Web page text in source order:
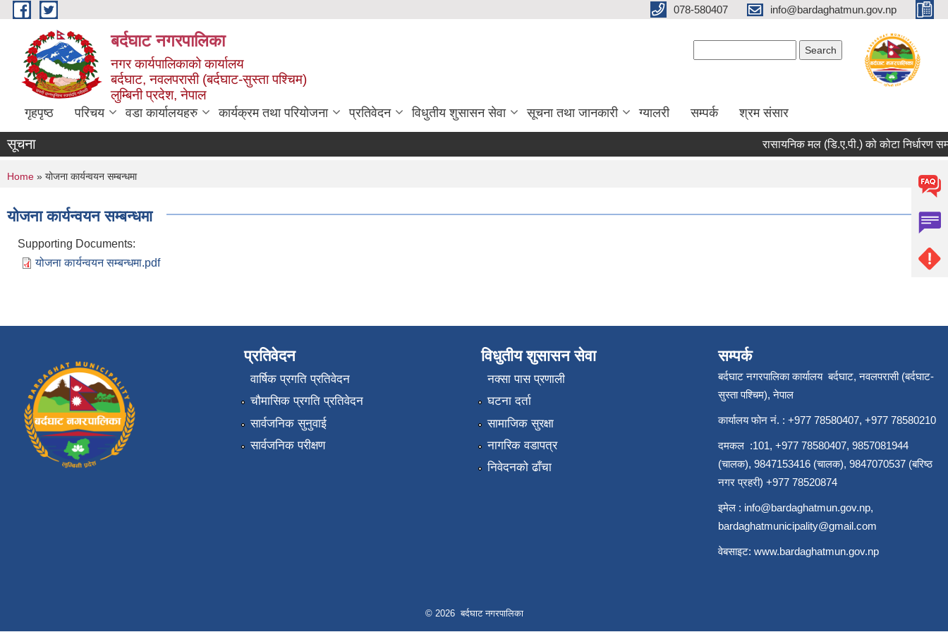
Skip to main content 078-580407 info@bardaghatmun.gov.np
बर्दघाट नगरपालिका
नगर कार्यपालिकाको कार्यालय
बर्दघाट, नवलपरासी (बर्दघाट-सुस्ता पश्चिम)
लुम्बिनी प्रदेश, नेपाल
गृहपृष्ठ परिचय वडा कार्यालयहरु कार्यक्रम तथा परियोजना प्रतिवेदन विधुतीय शुसासन सेवा सूचना तथा जानकारी ग्यालरी सम्पर्क श्रम संसार
सूचना रासायनिक मल (डि.ए.पी.) को कोटा निर्धारण
You are here
Home » योजना कार्यन्वयन सम्बन्धमा
योजना कार्यन्वयन सम्बन्धमा
Supporting Documents:
योजना कार्यन्वयन सम्बन्धमा.pdf
प्रतिवेदन
वार्षिक प्रगति प्रतिवेदन
चौमासिक प्रगति प्रतिवेदन
सार्वजनिक सुनुवाई
सार्वजनिक परीक्षण
विधुतीय शुसासन सेवा
नक्सा पास प्रणाली
घटना दर्ता
सामाजिक सुरक्षा
नागरिक वडापत्र
निवेदनको ढाँचा
सम्पर्क
बर्दघाट नगरपालिका कार्यालय बर्दघाट, नवलपरासी (बर्दघाट-
सुस्ता पश्चिम), नेपाल
कार्यालय फोन नं. : +977 78580407, +977 78580210
दमकल :101, +977 78580407, 9857081944
(चालक), 9847153416 (चालक), 9847070537 (बरिष्ठ
नगर प्रहरी) +977 78520874
इमेल : info@bardaghatmun.gov.np,
bardaghatmunicipality@gmail.com
वेबसाइट: www.bardaghatmun.gov.np
© 2026 बर्दघाट नगरपालिका